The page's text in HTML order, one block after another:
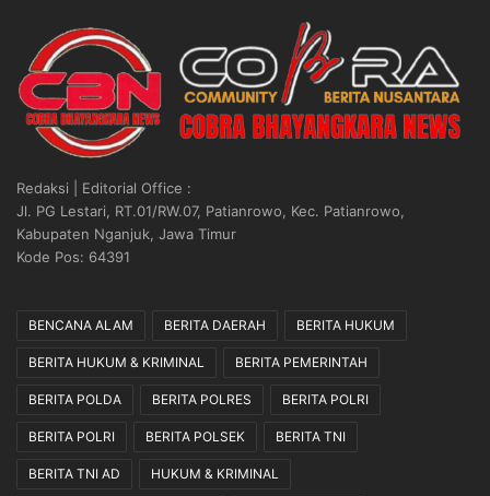
Redaksi | Editorial Office :
Jl. PG Lestari, RT.01/RW.07, Patianrowo, Kec. Patianrowo,
Kabupaten Nganjuk, Jawa Timur
Kode Pos: 64391
BENCANA ALAM BERITA DAERAH BERITA HUKUM
BERITA HUKUM & KRIMINAL BERITA PEMERINTAH
BERITA POLDA BERITA POLRES BERITA POLRI
BERITA POLRI BERITA POLSEK BERITA TNI
BERITA TNI AD HUKUM & KRIMINAL